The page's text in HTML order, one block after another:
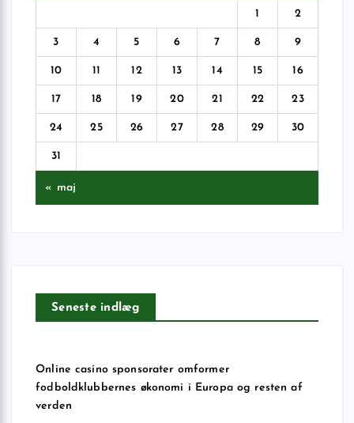
1 2
3 4 5 6 7 8 9
10 11 12 13 14 15 16
17 18 19 20 21 22 23
24 25 26 27 28 29 30
31
« maj
Seneste indlæg
Online casino sponsorater omformer
fodboldklubbernes økonomi i Europa og resten af
verden